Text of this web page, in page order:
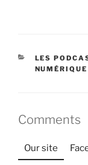
LES
NUMÉRIQUE
Comments
Our site